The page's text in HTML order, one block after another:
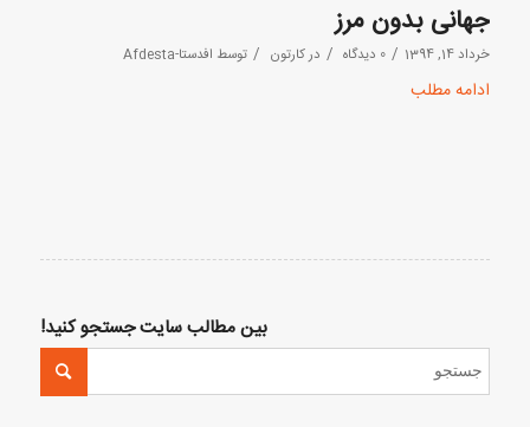
جهانی بدون مرز
خرداد 14, 1394 / 0 دیدگاه / درکارتون / توسط افدستا-Afdesta
ادامه مطلب
بین مطالب سایت جستجو کنید!